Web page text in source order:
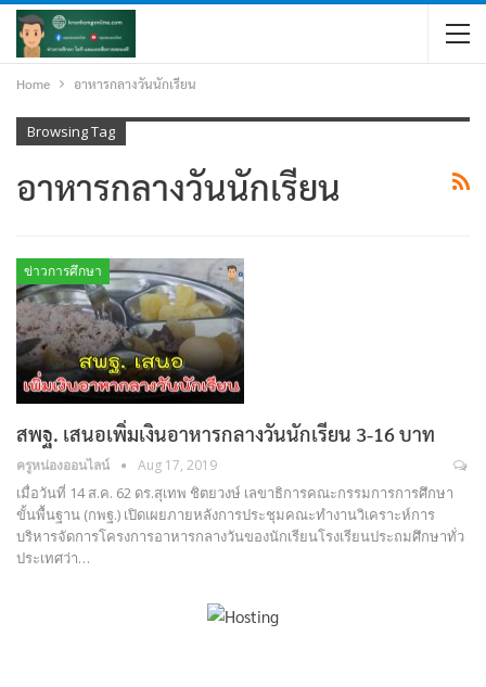
Home อาหารกลางวันนักเรียน
Browsing Tag
อาหารกลางวันนักเรียน
ข่าวการศึกษา
สพฐ. เสนอเพิ่มเงินอาหารกลางวันนักเรียน 3-16 บาท
ครูหน่องออนไลน์ Aug 17, 2019
เมื่อวันที่ 14 ส.ค. 62 ดร.สุเทพ ชิตยวงษ์ เลขาธิการคณะกรรมการการศึกษา
ขั้นพื้นฐาน (กพฐ.) เปิดเผยภายหลังการประชุมคณะทำงานวิเคราะห์การ
บริหารจัดการโครงการอาหารกลางวันของนักเรียนโรงเรียนประถมศึกษาทั่ว
ประเทศว่า…